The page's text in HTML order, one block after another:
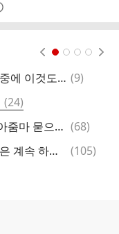
그리스 로마 신화 아테나 메두사 설화중에 이것도 맘에들어 댓
(9)
댓
글
(24)
카페에서 아줌마들 주식 얘기하더라 아줌마 묻으면 어케 되는지 알제?.twt 댓
(68)
외국에서 안 하는 엉덩이 주사를 한국은 계속 하는 이유
댓
(105)